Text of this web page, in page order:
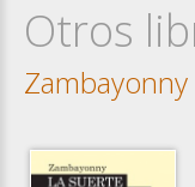
Otros
Zambayonny